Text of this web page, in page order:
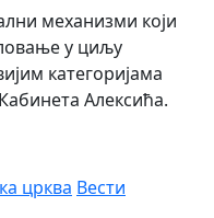
механизми који
у циљу
категоријама
Алексића.
црква Вести